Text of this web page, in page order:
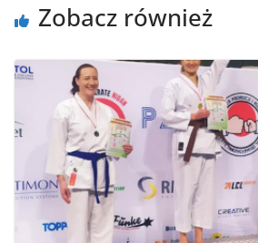
Zobacz również